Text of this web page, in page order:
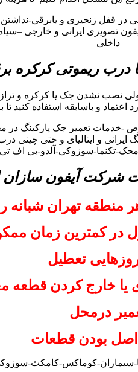
در قفل زنجیری و یابرقی-
تصویری ایرانی و خارجی
داخلی
درب ریموتی کرکره
نشدن جک یا کرکره و تراز
و باسابقه استفاده کنید
-خدمات تعمیر جک پارکینگ
ایرانی و ایتالیای و حتی
محک-تکنما-سوزوکی-آلدو-بی
شرکت آیفون سازان
منطقه تهران شبانه
در کمترین زمان
تعطیل
یا خارج کردن قطعه
درمحل
بودن قطعات
سیماران-کوماکس-کامکث-